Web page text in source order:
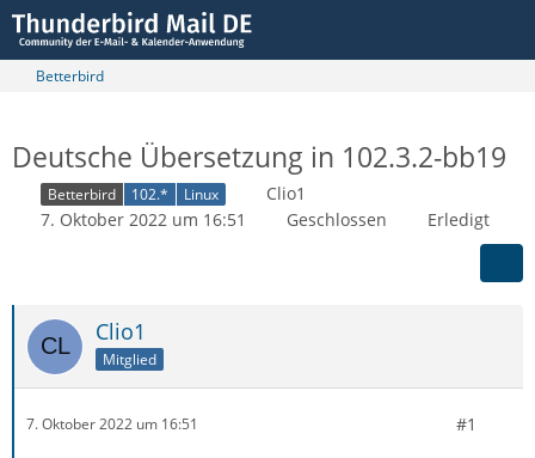
Betterbird
Deutsche Übersetzung in 102.3.2-bb19
Betterbird 102.* Linux
Clio1
7. Oktober 2022 um 16:51
Geschlossen Erledigt
Clio1
Mitglied
7. Oktober 2022 um 16:51 #1